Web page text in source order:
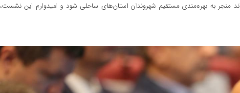
منجر به بهره‌مندی مستقیم شهروندان استان‌های ساحلی شود و امیدوارم این نشست،